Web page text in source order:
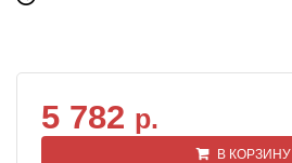
5 782 р.
В КОРЗИНУ